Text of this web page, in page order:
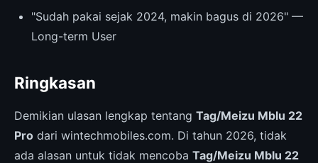
"Sudah pakai sejak 2024, makin bagus di 2026" —
Long-term User
Ringkasan
Demikian ulasan lengkap tentang Tag/Meizu Mblu 22
Pro dari wintechmobiles.com. Di tahun 2026, tidak
ada alasan untuk tidak mencoba Tag/Meizu Mblu 22